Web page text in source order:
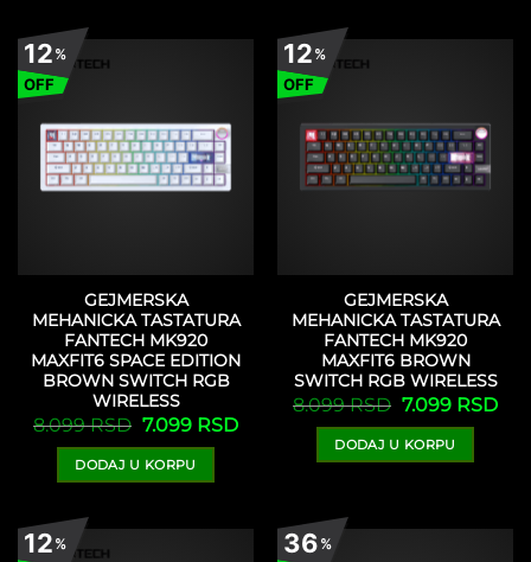
12%
OFF
GEJMERSKA
MEHANICKA TASTATURA
FANTECH MK920
MAXFIT6 SPACE EDITION
BROWN SWITCH RGB
WIRELESS
8.099RSD Originalna
cena
je
bila:
8.099 RSD.
7.099 RSDTrenutna
cena
7.099 RSD.
DODAJ U KORPU
12%
OFF
GEJMERSKA
MEHANICKA TASTATURA
FANTECH MK920
MAXFIT6 BROWN
SWITCH RGB WIRELESS
8.099RSD Originalna
cena
je
bila:
8.099 RSD.
7.099 RSD
DODAJ U KORPU
12% 36%